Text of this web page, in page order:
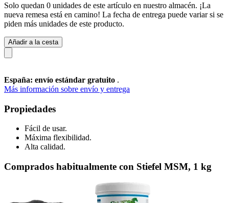
Solo quedan 0 unidades de este artículo en nuestro almacén. ¡La
nueva remesa está en camino! La fecha de entrega puede variar si se
piden más unidades de este producto.
Añadir a la cesta
España: envío estándar gratuito .
Más información sobre envío y entrega
Propiedades
Fácil de usar.
Máxima flexibilidad.
Alta calidad.
Comprados habitualmente con Stiefel MSM, 1 kg